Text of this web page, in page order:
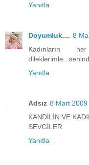
Yanıtla
Doyumluk.... 8
Kadınların
Yanıtla
Adsız 8 Mart 2009
KANDİLİN VE
SEVGİLER
Yanıtla